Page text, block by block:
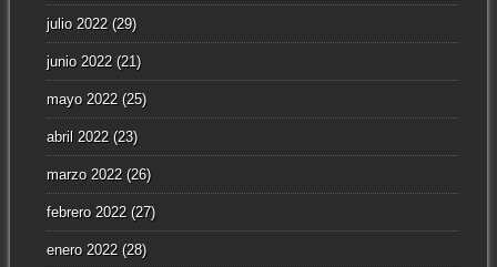
julio 2022(29)
junio 2022(21)
mayo 2022(25)
abril 2022(23)
marzo 2022(26)
febrero 2022(27)
enero 2022(28)